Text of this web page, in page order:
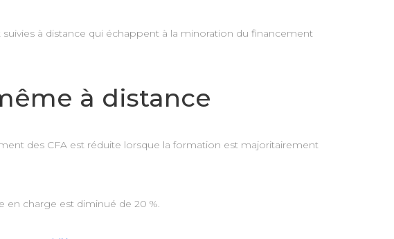
à distance qui échappent à la minoration du financement
à distance
des CFA est réduite lorsque la formation est majoritairement
en charge est diminué de 20 %.